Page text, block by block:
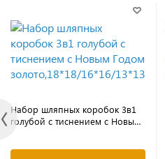
Набор шляпных коробок 3в1
голубой с тиснением с Новым